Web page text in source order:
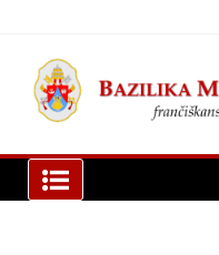
content
Bazilika